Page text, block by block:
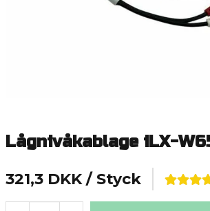
Lågnivåkablage iLX-
321,3 DKK / Styck